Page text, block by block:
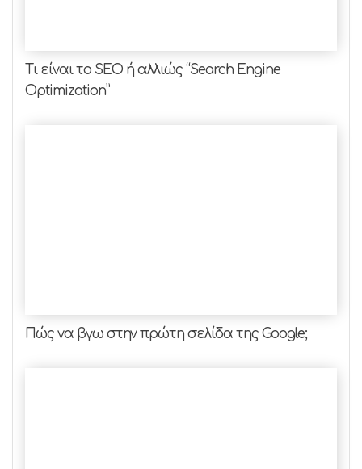
Τι είναι το SEO ή αλλιώς “Search Engine
Optimization”
Πώς να βγω στην πρώτη σελίδα της Google;